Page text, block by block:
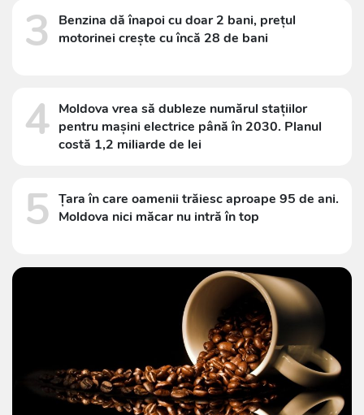
3
Benzina dă înapoi cu doar 2 bani, prețul
motorinei crește cu încă 28 de bani
4 Moldova vrea să dubleze numărul stațiilor
pentru mașini electrice până în 2030. Planul
costă 1,2 miliarde de lei
5 Țara în care oamenii trăiesc aproape 95 de ani.
Moldova nici măcar nu intră în top